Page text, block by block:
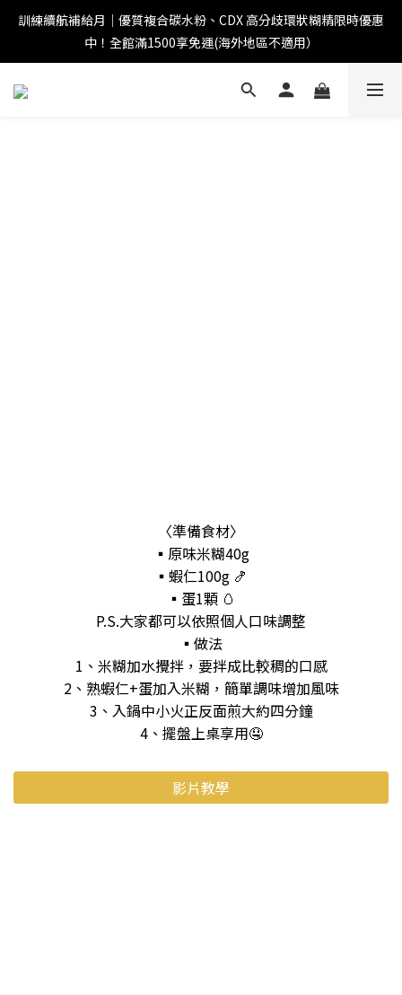
訓練續航補給月｜優質複合碳水粉、CDX 高分歧環狀糊精限時優惠
中！全館滿1500享免運(海外地區不適用）
〈準備食材〉
▪️原味米糊40g
▪️蝦仁100g 🍤
▪️蛋1顆 🥚
P.S.大家都可以依照個人口味調整
▪️做法
1、米糊加水攪拌，要拌成比較稠的口感
2、熟蝦仁+蛋加入米糊，簡單調味增加風味
3、入鍋中小火正反面煎大約四分鐘
4、擺盤上桌享用🤤
影片教學